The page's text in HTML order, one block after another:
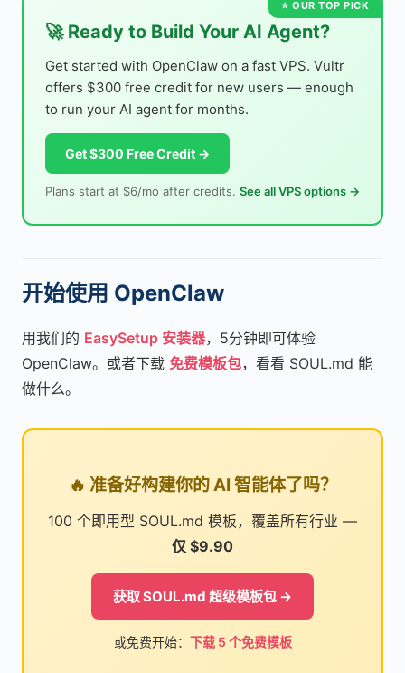
🚀 Ready to Build Your AI Agent?
Get started with OpenClaw on a fast VPS. Vultr
offers $300 free credit for new users — enough
to run your AI agent for months.
Get $300 Free Credit →
Plans start at $6/mo after credits. See all VPS options →
开始使用 OpenClaw
用我们的 EasySetup 安装器，5分钟即可体验
OpenClaw。或者下载 免费模板包，看看 SOUL.md 能
做什么。
🔥 准备好构建你的 AI 智能体了吗？
100 个即用型 SOUL.md 模板，覆盖所有行业 —
仅 $9.90
获取 SOUL.md 超级模板包 →
或免费开始： 下载 5 个免费模板